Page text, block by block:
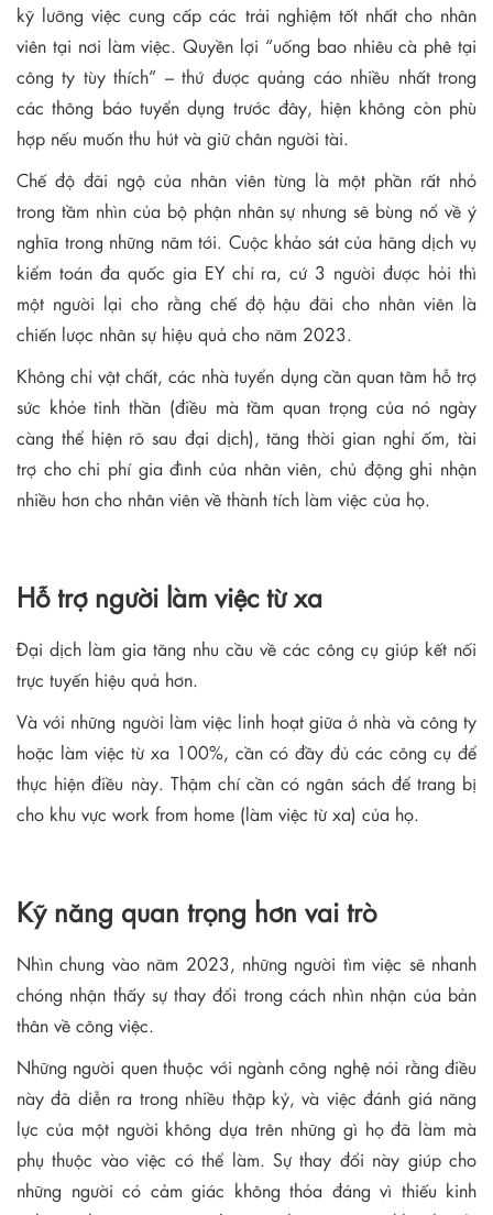
kỹ lưỡng việc cung cấp các trải nghiệm tốt nhất cho nhân
viên tại nơi làm việc. Quyền lợi “uống bao nhiêu cà phê tại
công ty tùy thích” – thứ được quảng cáo nhiều nhất trong
các thông báo tuyển dụng trước đây, hiện không còn phù
hợp nếu muốn thu hút và giữ chân người tài.
Chế độ đãi ngộ của nhân viên từng là một phần rất nhỏ
trong tầm nhìn của bộ phận nhân sự nhưng sẽ bùng nổ về ý
nghĩa trong những năm tới. Cuộc khảo sát của hãng dịch vụ
kiểm toán đa quốc gia EY chỉ ra, cứ 3 người được hỏi thì
một người lại cho rằng chế độ hậu đãi cho nhân viên là
chiến lược nhân sự hiệu quả cho năm 2023.
Không chỉ vật chất, các nhà tuyển dụng cần quan tâm hỗ trợ
sức khỏe tinh thần (điều mà tầm quan trọng của nó ngày
càng thể hiện rõ sau đại dịch), tăng thời gian nghỉ ốm, tài
trợ cho chi phí gia đình của nhân viên, chủ động ghi nhận
nhiều hơn cho nhân viên về thành tích làm việc của họ.
Hỗ trợ người làm việc từ xa
Đại dịch làm gia tăng nhu cầu về các công cụ giúp kết nối
trực tuyến hiệu quả hơn.
Và với những người làm việc linh hoạt giữa ở nhà và công ty
hoặc làm việc từ xa 100%, cần có đầy đủ các công cụ để
thực hiện điều này. Thậm chí cần có ngân sách để trang bị
cho khu vực work from home (làm việc từ xa) của họ.
Kỹ năng quan trọng hơn vai trò
Nhìn chung vào năm 2023, những người tìm việc sẽ nhanh
chóng nhận thấy sự thay đổi trong cách nhìn nhận của bản
thân về công việc.
Những người quen thuộc với ngành công nghệ nói rằng điều
này đã diễn ra trong nhiều thập kỷ, và việc đánh giá năng
lực của một người không dựa trên những gì họ đã làm mà
phụ thuộc vào việc có thể làm. Sự thay đổi này giúp cho
những người có cảm giác không thỏa đáng vì thiếu kinh